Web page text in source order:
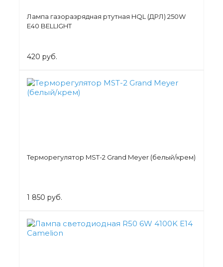
Лампа газоразрядная ртутная HQL (ДРЛ) 250W
E40 BELLIGHT
420 руб.
Терморегулятор MST-2 Grand Meyer (белый/крем)
1 850 руб.